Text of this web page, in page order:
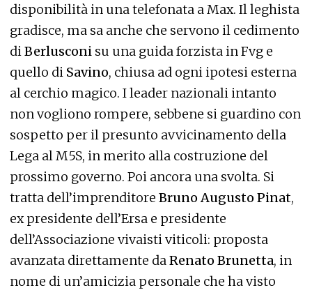
disponibilità in una telefonata a Max. Il leghista
gradisce, ma sa anche che servono il cedimento
di Berlusconi su una guida forzista in Fvg e
quello di Savino, chiusa ad ogni ipotesi esterna
al cerchio magico. I leader nazionali intanto
non vogliono rompere, sebbene si guardino con
sospetto per il presunto avvicinamento della
Lega al M5S, in merito alla costruzione del
prossimo governo. Poi ancora una svolta. Si
tratta dell’imprenditore Bruno Augusto Pinat,
ex presidente dell’Ersa e presidente
dell’Associazione vivaisti viticoli: proposta
avanzata direttamente da Renato Brunetta, in
nome di un’amicizia personale che ha visto